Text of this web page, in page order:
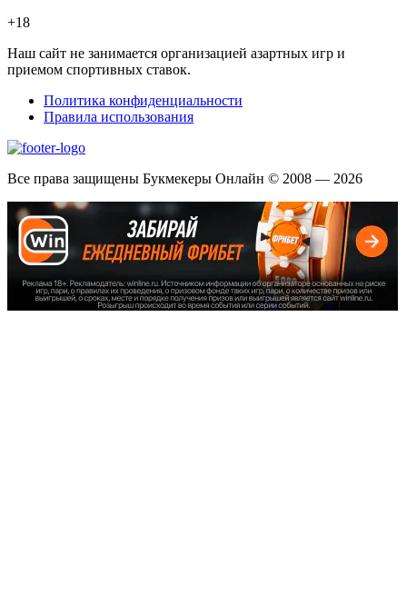
+18
Наш сайт не занимается организацией азартных игр и
приемом спортивных ставок.
Политика конфиденциальности
Правила использования
Все права защищены Букмекеры Онлайн © 2008 — 2026